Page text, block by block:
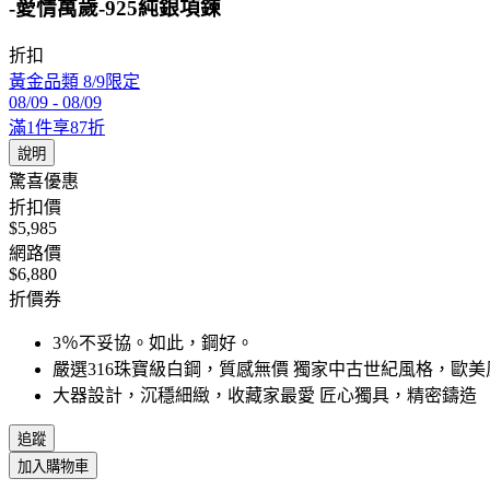
-愛情萬歲-925純銀項鍊
折扣
黃金品類 8/9限定
08/09 - 08/09
滿1件享87折
說明
驚喜優惠
折扣價
$5,985
網路價
$6,880
折價券
3％不妥協。如此，鋼好。
嚴選316珠寶級白鋼，質感無價 獨家中古世紀風格，歐美
大器設計，沉穩細緻，收藏家最愛 匠心獨具，精密鑄造
追蹤
加入購物車